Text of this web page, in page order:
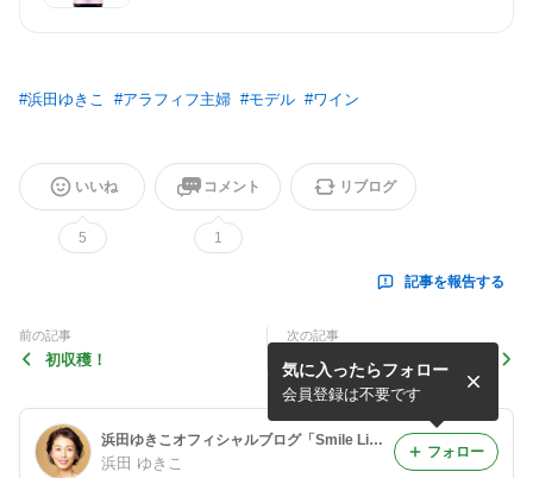
#浜田ゆきこ #アラフィフ主婦 #モデル #ワイン
いいね
5
コメント
1
リブログ
記事を報告する
前の記事
初収穫！
次の記事
浜田ゆきこオフィシャルブログ「Smile Life Story」Powered by Ameba
浜田 ゆきこ
気に入ったらフォロー
会員登録は不要です
フォロー